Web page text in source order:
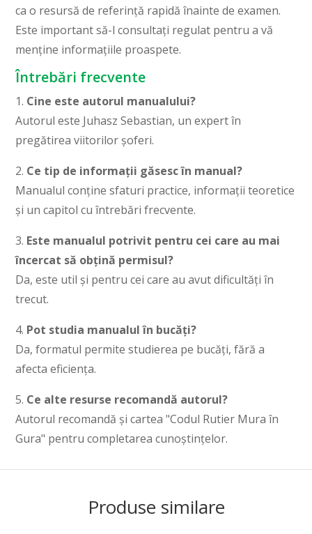
ca o resursă de referință rapidă înainte de examen.
Este important să-l consultați regulat pentru a vă
menține informațiile proaspete.
Întrebări frecvente
1. Cine este autorul manualului?
Autorul este Juhasz Sebastian, un expert în
pregătirea viitorilor șoferi.
2. Ce tip de informații găsesc în manual?
Manualul conține sfaturi practice, informații teoretice
și un capitol cu întrebări frecvente.
3. Este manualul potrivit pentru cei care au mai
încercat să obțină permisul?
Da, este util și pentru cei care au avut dificultăți în
trecut.
4. Pot studia manualul în bucăți?
Da, formatul permite studierea pe bucăți, fără a
afecta eficiența.
5. Ce alte resurse recomandă autorul?
Autorul recomandă și cartea "Codul Rutier Mura în
Gura" pentru completarea cunoștințelor.
Produse similare